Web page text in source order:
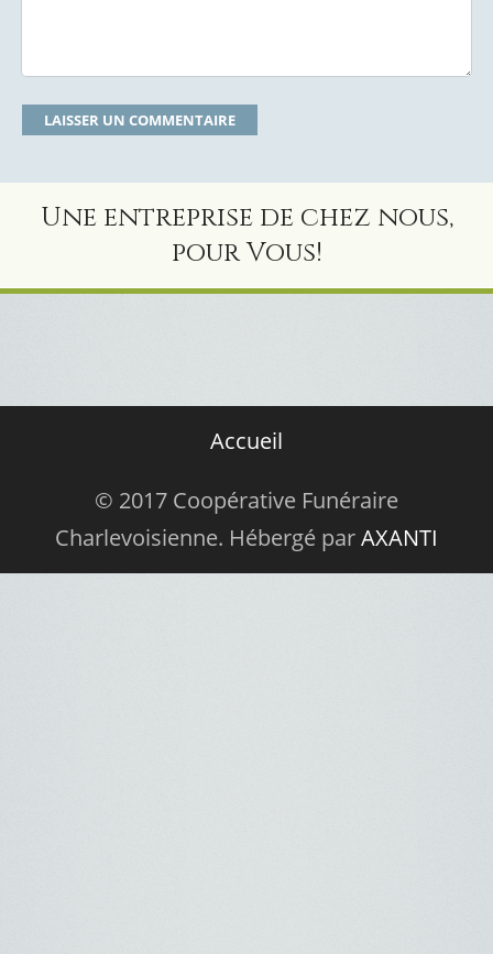
Une entreprise de chez nous,
pour Vous!
Accueil
© 2017 Coopérative Funéraire
Charlevoisienne. Hébergé parAXANTI